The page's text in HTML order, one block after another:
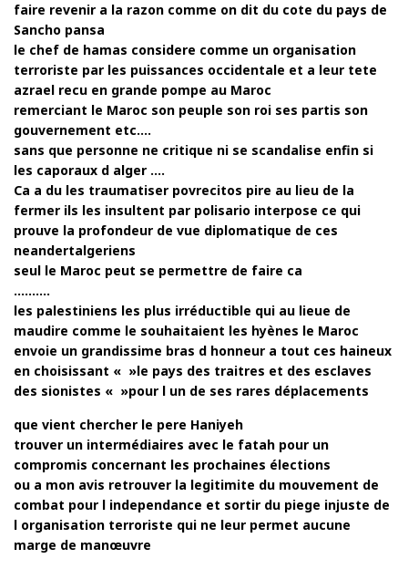
faire revenir a la razon comme on dit du cote du pays de
Sancho pansa
le chef de hamas considere comme un organisation
terroriste par les puissances occidentale et a leur tete
azrael recu en grande pompe au Maroc
remerciant le Maroc son peuple son roi ses partis son
gouvernement etc.…
sans que personne ne critique ni se scandalise enfin si
les caporaux d alger ….
Ca a du les traumatiser povrecitos pire au lieu de la
fermer ils les insultent par polisario interpose ce qui
prouve la profondeur de vue diplomatique de ces
neandertalgeriens
seul le Maroc peut se permettre de faire ca
…….…
les palestiniens les plus irréductible qui au lieue de
maudire comme le souhaitaient les hyènes le Maroc
envoie un grandissime bras d honneur a tout ces haineux
en choisissant « »le pays des traitres et des esclaves
des sionistes « »pour l un de ses rares déplacements
que vient chercher le pere Haniyeh
trouver un intermédiaires avec le fatah pour un
compromis concernant les prochaines élections
ou a mon avis retrouver la legitimite du mouvement de
combat pour l independance et sortir du piege injuste de
l organisation terroriste qui ne leur permet aucune
marge de manœuvre